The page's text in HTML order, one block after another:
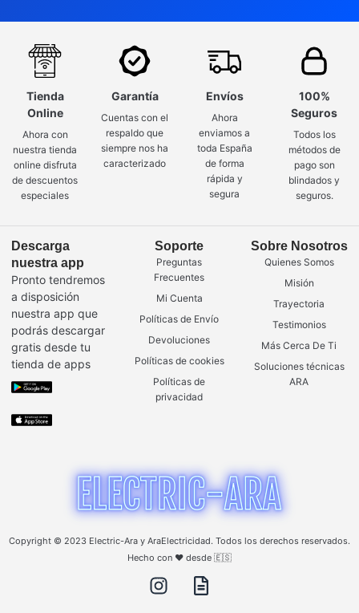
Tienda
Online
Ahora con
nuestra tienda
online disfruta
de descuentos
especiales
Garantía
Cuentas con el
respaldo que
siempre nos ha
caracterizado
Envíos
Ahora
enviamos a
toda España
de forma
rápida y
segura
100%
Seguros
Todos los
métodos de
pago son
blindados y
seguros.
Descarga
nuestra app
Pronto tendremos
a disposición
nuestra app que
podrás descargar
gratis desde tu
tienda de apps
Soporte
Preguntas
Frecuentes
Mi Cuenta
Políticas de Envío
Devoluciones
Políticas de cookies
Políticas de
privacidad
Sobre Nosotros
Quienes Somos
Misión
Trayectoria
Testimonios
Más Cerca De Ti
Soluciones técnicas
ARA
Copyright © 2023 Electric-Ara y AraElectricidad. Todos los derechos reservados.
Hecho con ❤️ desde 🇪🇸